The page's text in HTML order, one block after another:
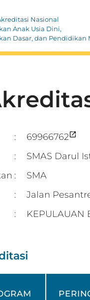
Nasional
Anak Usia Dini,
Dasar, dan Pendidikan
:
69966762
:
SMAS Darul
:
SMA
:
Jalan
: KEPULAUAN